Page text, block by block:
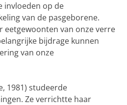
invloeden op de
van de pasgeborene.
eetgewoonten van onze verre
bijdrage kunnen
van onze
1981) studeerde
Ze verrichtte haar